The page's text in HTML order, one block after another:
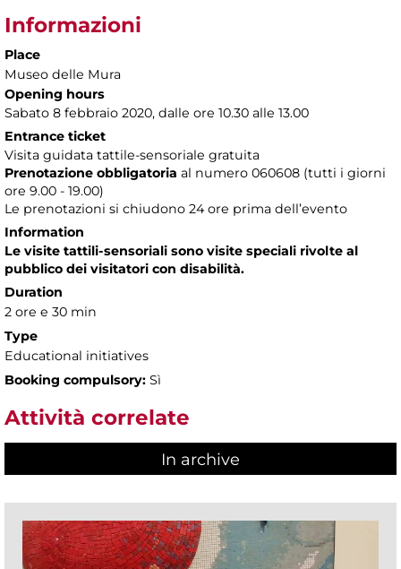
Informazioni
Place
Museo delle Mura
Opening hours
Sabato 8 febbraio 2020, dalle ore 10.30 alle 13.00
Entrance ticket
Visita guidata tattile-sensoriale gratuita
Prenotazione obbligatoria al numero 060608 (tutti i giorni
ore 9.00 - 19.00)
Le prenotazioni si chiudono 24 ore prima dell’evento
Information
Le visite tattili-sensoriali sono visite speciali rivolte al
pubblico dei visitatori con disabilità.
Duration
2 ore e 30 min
Type
Educational initiatives
Booking compulsory: Sì
Attività correlate
In archive